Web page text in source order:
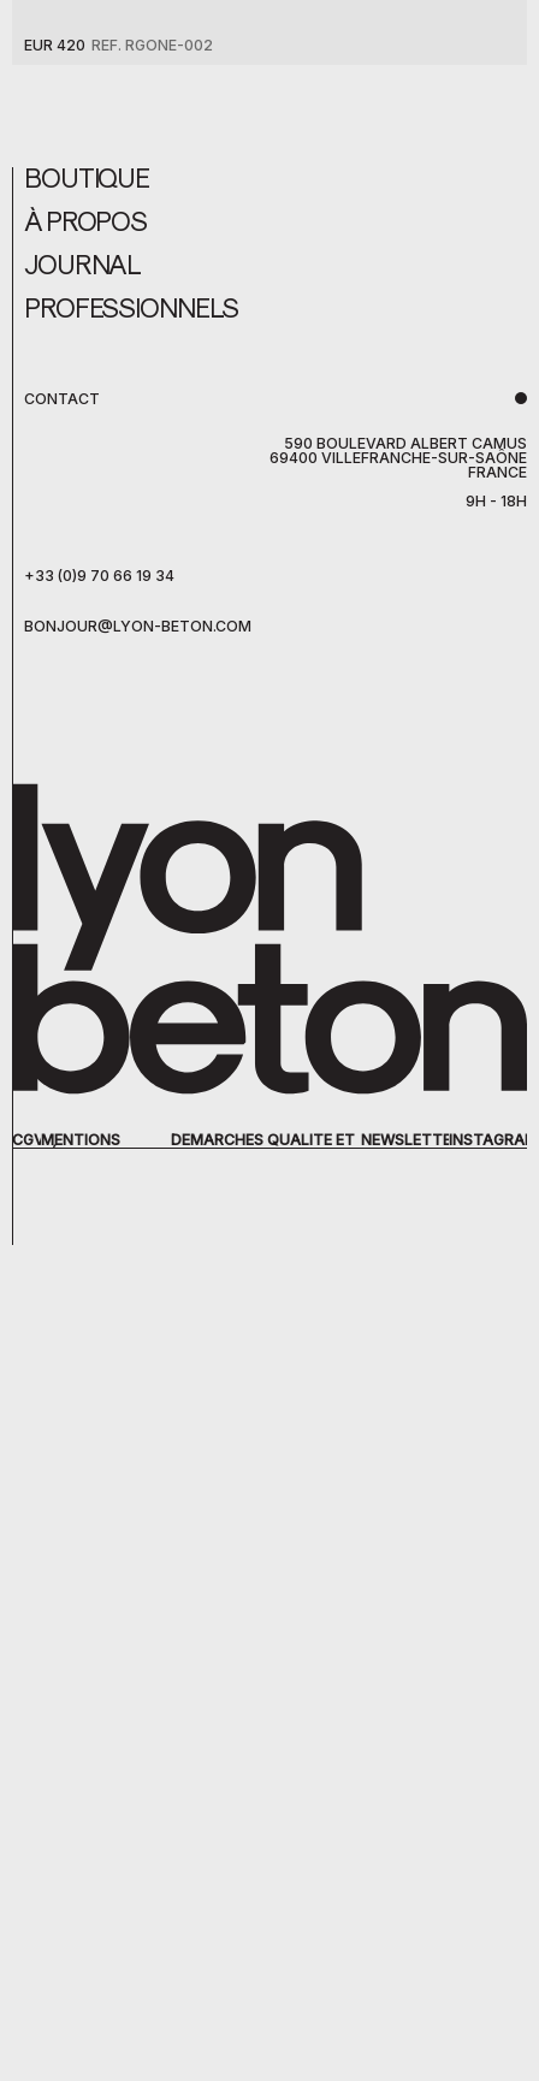
EUR 420 REF. RGONE-002
CONTACT
590 BOULEVARD ALBERT CAMUS
69400 VILLEFRANCHE-SUR-SAÔNE
FRANCE
9H - 18H
+33 (0)9 70 66 19 34
BONJOUR@LYON-BETON.COM
BOUTIQUE
À PROPOS
JOURNAL
PROFESSIONNELS
CGVMENTIONS
LÉGALES
DÉMARCHES QUALITÉ ET
RSE
NEWSLETTERINSTAGRAM